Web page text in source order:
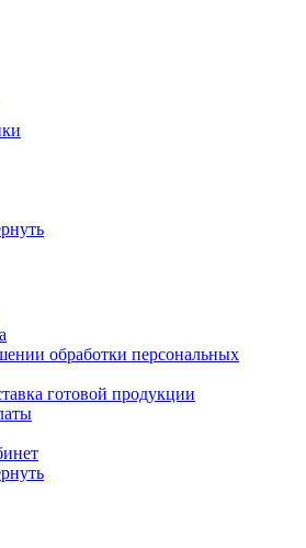
обработки персональных
готовой продукции